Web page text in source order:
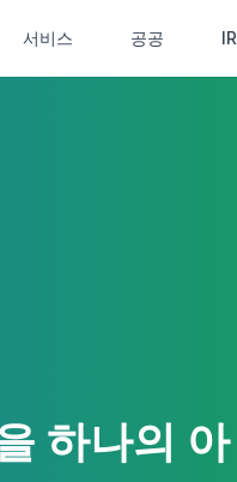
서비스 공공 IR
하나의 아